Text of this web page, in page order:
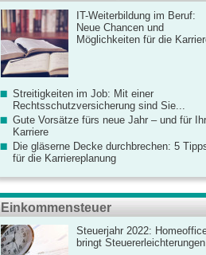
IT-Weiterbildung im Beruf:
Neue Chancen und
Möglichkeiten für die
Streitigkeiten im Job: Mit einer
Rechtsschutzversicherung sind Sie...
Gute Vorsätze fürs neue Jahr – und für
Karriere
Die gläserne Decke durchbrechen: 5
für die Karriereplanung
Einkommensteuer
Steuerjahr 2022:
bringt Steuererleichterungen